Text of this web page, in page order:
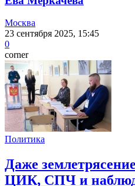
Москва
23 сентября 2025, 15:45
0
corner
Политика
Даже
ЦИК, СПЧ и